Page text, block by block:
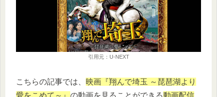
引用元：U-NEXT
こちらの記事では、 映画『翔んで埼玉 ～琵琶湖より